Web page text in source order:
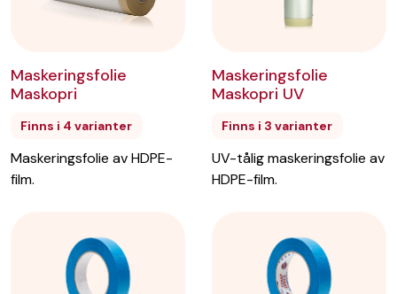
Maskeringsfolie
Maskopri
Finns i 4 varianter
Maskeringsfolie av HDPE-
film.
Maskeringsfolie
Maskopri UV
Finns i 3 varianter
UV-tålig maskeringsfolie av
HDPE-film.